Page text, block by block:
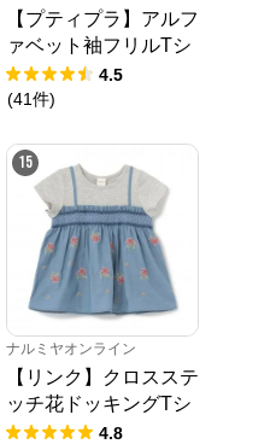
【プティプラ】アルフ
ァベット袖フリルTシ
ャツ
4.5
(41件)
15
ナルミヤオンライン
【リンク】クロスステ
ッチ花ドッキングTシ
ャツ
4.8